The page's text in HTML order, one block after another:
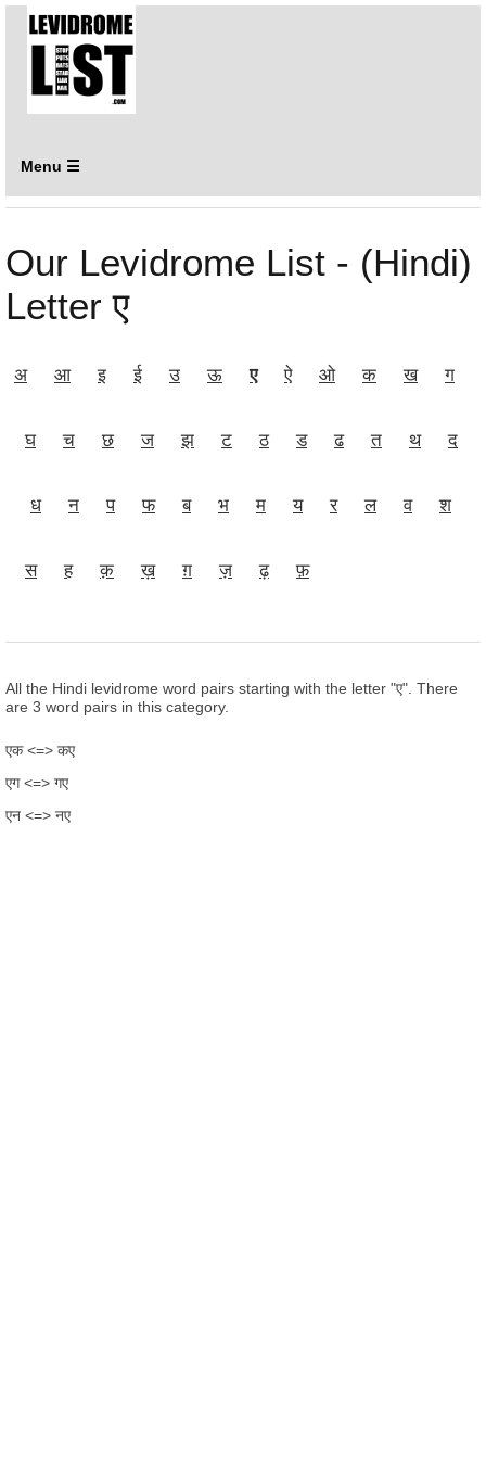
Menu ☰
Our Levidrome List - (Hindi)
Letter ए
अ आ इ ई उ ऊ ए ऐ ओ क ख ग
घ च छ ज झ ट ठ ड ढ त थ द
ध न प फ ब भ म य र ल व श
स ह क़ ख़ ग़ ज़ ढ़ फ़
All the Hindi levidrome word pairs starting with the letter "ए". There
are 3 word pairs in this category.
एक <=> कए
एग <=> गए
एन <=> नए